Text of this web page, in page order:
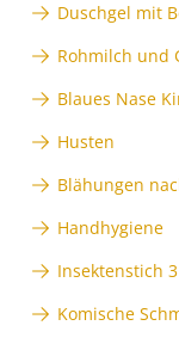
Duschgel mit
Rohmilch und
Blaues Nase
Husten
Blähungen
Handhygiene
Insektenstich
Komische